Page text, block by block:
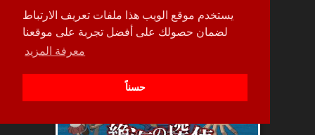
يستخدم موقع الويب هذا ملفات تعريف الارتباط
لضمان حصولك على أفضل تجربة على موقعنا
معرفة المزيد
حسناً